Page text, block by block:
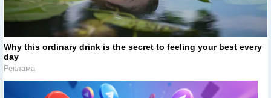
Why this ordinary drink is the secret to feeling your best every
day
Реклама